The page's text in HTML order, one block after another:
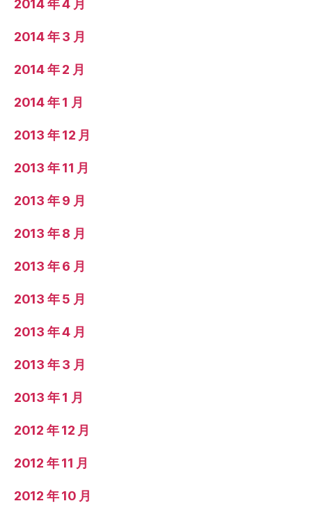
2014 年 4 月
2014 年 3 月
2014 年 2 月
2014 年 1 月
2013 年 12 月
2013 年 11 月
2013 年 9 月
2013 年 8 月
2013 年 6 月
2013 年 5 月
2013 年 4 月
2013 年 3 月
2013 年 1 月
2012 年 12 月
2012 年 11 月
2012 年 10 月